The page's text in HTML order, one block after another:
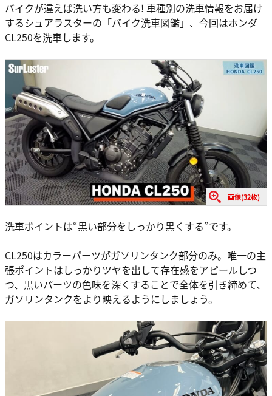
バイクが違えば洗い方も変わる! 車種別の洗車情報をお届け
するシュアラスターの「バイク洗車図鑑」、今回はホンダ
CL250を洗車します。
画像(32枚)
洗車ポイントは“黒い部分をしっかり黒くする”です。
CL250はカラーパーツがガソリンタンク部分のみ。唯一の主
張ポイントはしっかりツヤを出して存在感をアピールしつ
つ、黒いパーツの色味を深くすることで全体を引き締めて、
ガソリンタンクをより映えるようにしましょう。